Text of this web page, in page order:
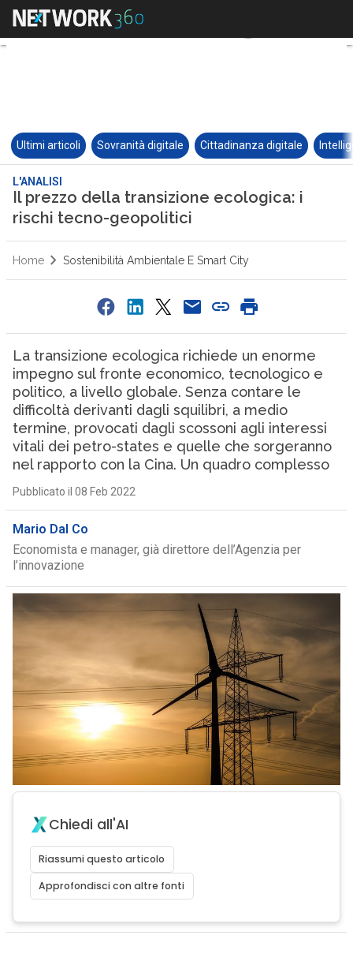
Ultimi articoli Sovranità digitale Cittadinanza digitale
L'ANALISI
Il prezzo della transizione ecologica: i
rischi tecno-geopolitici
Home Sostenibilità Ambientale E Smart City
La transizione ecologica richiede un enorme
impegno sul fronte economico, tecnologico e
politico, a livello globale. Senza contare le
difficoltà derivanti dagli squilibri, a medio
termine, provocati dagli scossoni agli interessi
vitali dei petro-states e quelle che sorgeranno
nel rapporto con la Cina. Un quadro complesso
Pubblicato il 08 Feb 2022
Mario Dal Co
Economista e manager, già direttore dell’Agenzia per
l’innovazione
Chiedi all'AI
Riassumi questo articolo
Approfondisci con altre fonti